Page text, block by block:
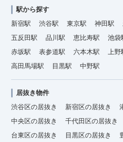
駅から探す
新宿駅
渋谷駅 東京駅 神田駅
五反田駅
品川駅 恵比寿駅 池袋
赤坂駅
表参道駅 六本木駅 上野
高田馬場駅
目黒駅 中野駅
居抜き物件
渋谷区の居抜き
新宿区の居抜き
中央区の居抜き
千代田区の居抜き
台東区の居抜き
目黒区の居抜き